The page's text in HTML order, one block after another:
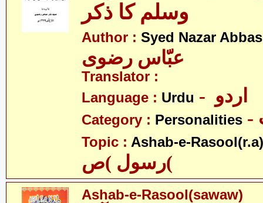
Author : Syed Nazar
عبّاس رضوی
Translator :
Language : Urdu
Category : Personalities
Topic : Ashab-e-
رسول )ص(
Ashab-e-Rasool(sawaw)